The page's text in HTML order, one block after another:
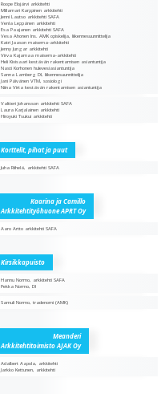
Roope Elojärvi arkkitehti
Millamari Karppinen arkkitehti
Jenni Lautso arkkitehti SAFA
Venla Leppänen arkkitehti
Esa Paajanen arkkitehti SAFA
Vesa Ahonen Ins. AMK opiskelija, liikennesuunnittelija
Katri Jaason maisema-arkkitehti
Jenny Jungar arkkitehti
Virva Kajamaa maisema-arkkitehti
Heli Kivisaari kestävän rakentamisen asiantuntija
Nasti Korhonen hulevesiasiantuntija
Sanna Lamberg DI, liikennesuunnittelija
Jani Päivänen VTM, sosiologi
Niina Virta kestävän rakentamisen asiantuntija
Valtteri Johansson arkkitehti SAFA
Laura Karjalainen arkkitehti
Hiroyuki Tsukui arkkitehti
Korttelit, pihat ja puut
Juha Riihelä, arkkitehti SAFA
Kaarina ja Camillo
Arkkitehtityöhuone APRT Oy
Aaro Artto arkkitehti SAFA
Kirsikkapuisto
Hannu Normo, arkkitehti SAFA
Pekka Normo, DI
Samuli Normo, tradenomi (AMK)
Meanderi
Arkkitehtitoimisto AJAK Oy
Adalbert Aapola, arkkitehti
Jarkko Kettunen, arkkitehti